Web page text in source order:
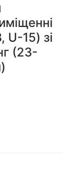
U-15) зі
(23-